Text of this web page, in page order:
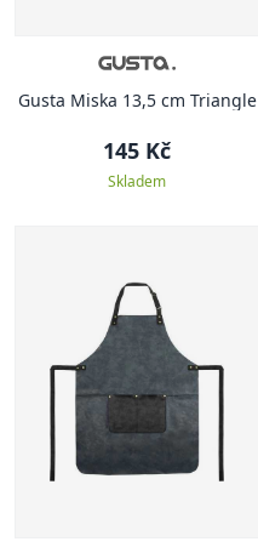
Gusta Miska 13,5 cm Triangle
145 Kč
Skladem